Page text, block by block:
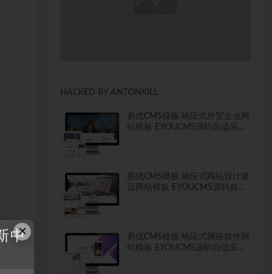
HACKED BY ANTONKILL
易优CMS模板 响应式外贸企业网
站模板 EYOUCMS源码自适应手
易优CMS模板 响应式网站设计建
设网站模板 EYOUCMS源码自适
易优CMS模板 响应式网络软件网
站模板 EYOUCMS源码自适应手
×
中